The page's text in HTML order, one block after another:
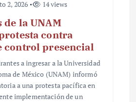
2, 2026 14 views
la UNAM
contra
control presencial
a ingresar a la Universidad
de México (UNAM) informó
a una protesta pacífica en
implementación de un